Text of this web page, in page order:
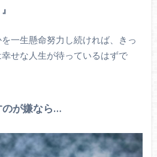
一生懸命努力し続ければ、きっ
せな人生が待っているはずで
のが嫌なら…